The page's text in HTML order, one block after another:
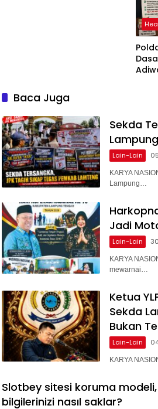
Baca Juga
Sekda
Lain-Lain
KARYA
Lampung…
Jadi
Lain-Lain
KARYA
mewarnai…
Ketua
Sekda
Bukan
Lain-Lain
KARYA
Slotbey sitesi koruma
bilgilerinizi nasıl saklar?